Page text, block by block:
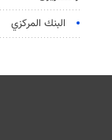
البنك المركزي